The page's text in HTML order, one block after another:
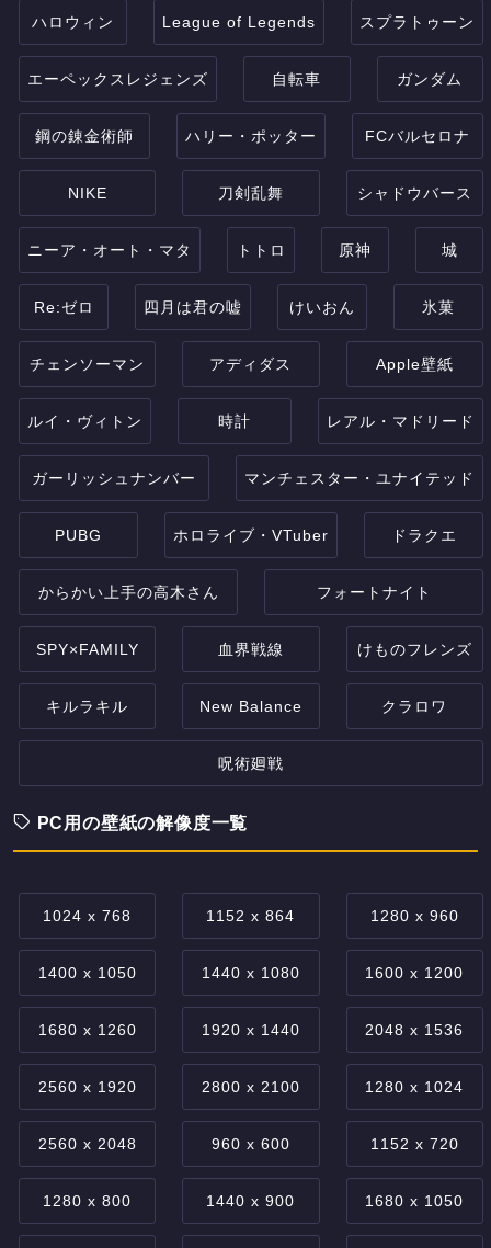
ハロウィン League of Legends スプラトゥーン
エーペックスレジェンズ 自転車 ガンダム
鋼の錬金術師 ハリー・ポッター FCバルセロナ
NIKE 刀剣乱舞 シャドウバース
ニーア・オート・マタ トトロ 原神 城
Re:ゼロ 四月は君の嘘 けいおん 氷菓
チェンソーマン アディダス Apple壁紙
ルイ・ヴィトン 時計 レアル・マドリード
ガーリッシュナンバー マンチェスター・ユナイテッド
PUBG ホロライブ・VTuber ドラクエ
からかい上手の高木さん フォートナイト
SPY×FAMILY 血界戦線 けものフレンズ
キルラキル New Balance クラロワ
呪術廻戦
PC用の壁紙の解像度一覧
1024 x 768 1152 x 864 1280 x 960
1400 x 1050 1440 x 1080 1600 x 1200
1680 x 1260 1920 x 1440 2048 x 1536
2560 x 1920 2800 x 2100 1280 x 1024
2560 x 2048 960 x 600 1152 x 720
1280 x 800 1440 x 900 1680 x 1050